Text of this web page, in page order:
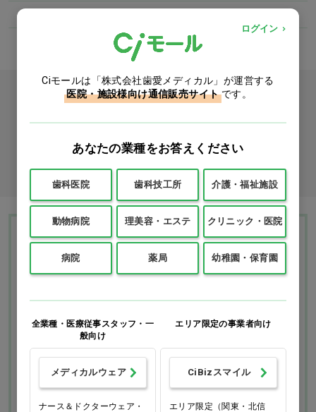
クリニック・医院
カタログをご利用のお客様
カタログ請求
Ciモール ウェブ通販のご利用ガイド・ヘル
プ
返品・交換につい
修理・保証につい
よくあるご質問
ご利用ガイドを詳しく見
る
ログイン
Ciモールは「株式会社歯愛メディカル」が運営する
医院・施設様向け通信販売サイト です。
あなたの業種をお答えください
歯科医院 歯科技工所 介護・福祉施設
動物病院 理美容・エステ クリニック・医院
病院 薬局 幼稚園・保育園
全業種・医療従事スタッフ・一
般向け
メディカルウェア
ナース＆ドクターウェア・
エリア限定の事業者向け
CiBizスマイル
エリア限定（関東・北信